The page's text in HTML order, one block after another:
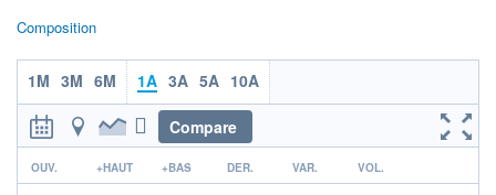
CATÉGORIE MORNINGSTAR
Actions Europe Gdes Cap.
Croissance
FONDS PARTENAIRES
TARIFS PRIVILÉGIÉS 0%
ÉLIGIBILITÉ
PEA PEA-PME BOURSOVIE LUX
BOURSOVIE
Composition
1M 3M 6M 1A 3A 5A 10A
Compare
r
OUV. +HAUT +BAS DER. VAR. VOL.